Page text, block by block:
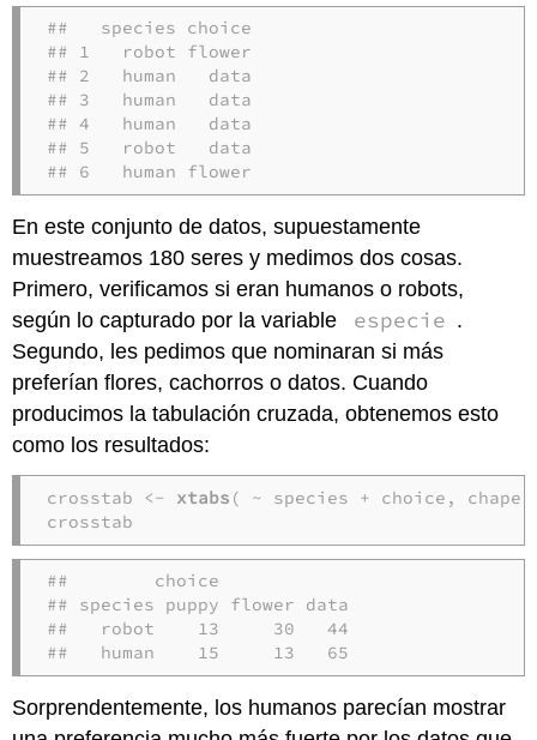
##   species choice
## 1   robot flower
## 2   human   data
## 3   human   data
## 4   human   data
## 5   robot   data
## 6   human flower
En este conjunto de datos, supuestamente
muestreamos 180 seres y medimos dos cosas.
Primero, verificamos si eran humanos o robots,
según lo capturado por la variable
especie .
Segundo, les pedimos que nominaran si más
preferían flores, cachorros o datos. Cuando
producimos la tabulación cruzada, obtenemos esto
como los resultados:
crosstab <- xtabs ( ~ species + choice,
crosstab
##        choice
## species puppy flower data
##   robot    13     30   44
##   human    15     13   65
Sorprendentemente, los humanos parecían mostrar